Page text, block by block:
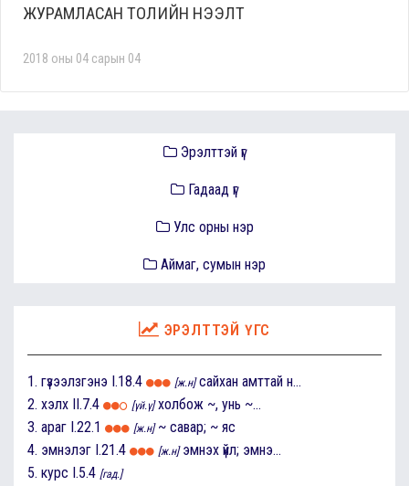
ЖУРАМЛАСАН ТОЛИЙН НЭЭЛТ
2018 оны 04 сарын 04
Эрэлттэй үг
Гадаад үг
Улс орны нэр
Аймаг, сумын нэр
ЭРЭЛТТЭЙ ҮГС
1. гүзээлзгэнэ I.18.4 [ж.н] сайхан амттай н...
2. хэлх II.7.4 [үй.ү] холбож ~, унь ~...
3. араг I.22.1 [ж.н] ~ савар; ~ яс
4. эмнэлэг I.21.4 [ж.н] эмнэх үйл; эмнэ...
5. курс I.5.4 [гад.]